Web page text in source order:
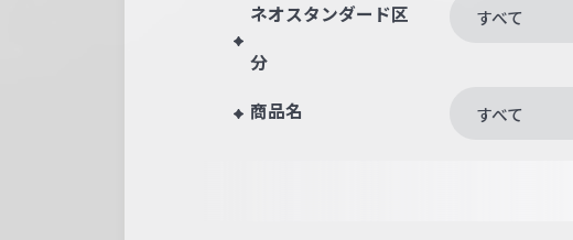
ネオスタンダード区
分
すべて
商品名 すべて